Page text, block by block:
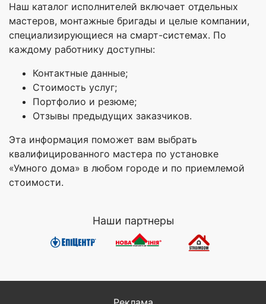
Наш каталог исполнителей включает отдельных
мастеров, монтажные бригады и целые компании,
специализирующиеся на смарт-системах. По
каждому работнику доступны:
Контактные данные;
Стоимость услуг;
Портфолио и резюме;
Отзывы предыдущих заказчиков.
Эта информация поможет вам выбрать
квалифицированного мастера по установке
«Умного дома» в любом городе и по приемлемой
стоимости.
Наши партнеры